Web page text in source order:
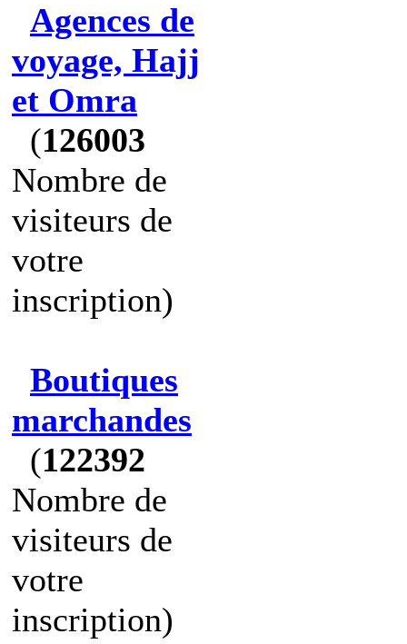
Agences de
voyage, Hajj
et Omra
(126003
Nombre de
visiteurs de
votre
inscription)
Boutiques
marchandes
(122392
Nombre de
visiteurs de
votre
inscription)